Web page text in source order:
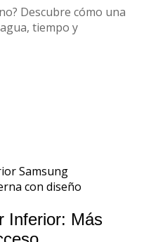
Descubre cómo una
tiempo y
Inferior: Más